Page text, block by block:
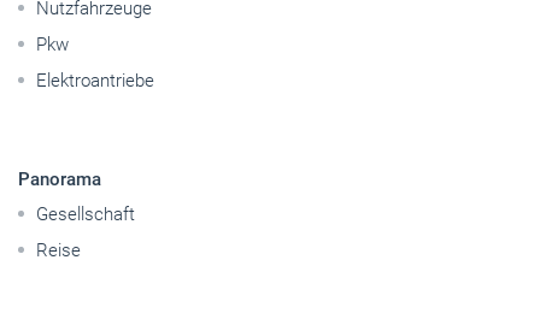
Nutzfahrzeuge
Pkw
Elektroantriebe
Panorama
Gesellschaft
Reise